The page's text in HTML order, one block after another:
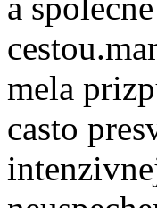
mela
casto